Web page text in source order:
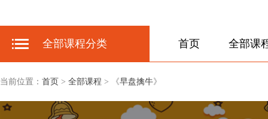
全部课程分类 首页 全部课
当前位置： 首页 > 全部课程 > 《早盘擒牛》